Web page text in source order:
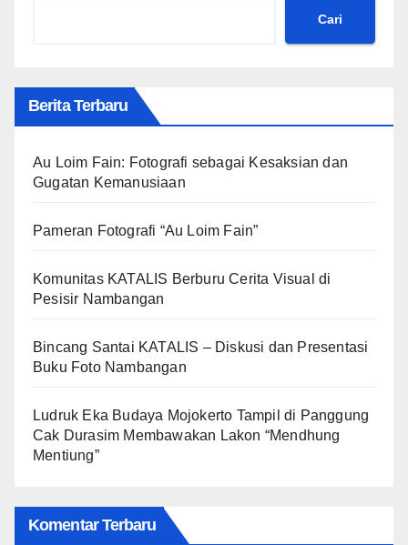
Cari
Berita Terbaru
Au Loim Fain: Fotografi sebagai Kesaksian dan
Gugatan Kemanusiaan
Pameran Fotografi “Au Loim Fain”
Komunitas KATALIS Berburu Cerita Visual di
Pesisir Nambangan
Bincang Santai KATALIS – Diskusi dan Presentasi
Buku Foto Nambangan
Ludruk Eka Budaya Mojokerto Tampil di Panggung
Cak Durasim Membawakan Lakon “Mendhung
Mentiung”
Komentar Terbaru